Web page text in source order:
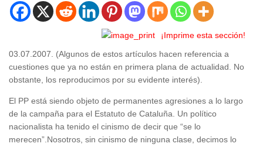
¡Imprime esta sección!
03.07.2007. (Algunos de estos artículos hacen referencia a
cuestiones que ya no están en primera plana de actualidad. No
obstante, los reproducimos por su evidente interés).
El PP está siendo objeto de permanentes agresiones a lo largo
de la campaña para el Estatuto de Cataluña. Un político
nacionalista ha tenido el cinismo de decir que “se lo
merecen”.Nosotros, sin cinismo de ninguna clase, decimos lo